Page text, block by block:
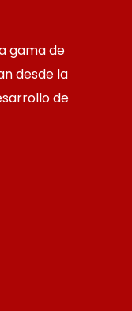
gama de
desde la
de